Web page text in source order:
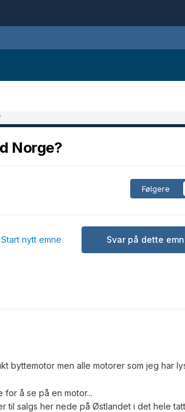
Norge?
Følgere
Svar på dette
Start nytt emne
byttemotor men alle motorer som jeg har
å se på en motor...
til salgs her nede på Østlandet i det hele